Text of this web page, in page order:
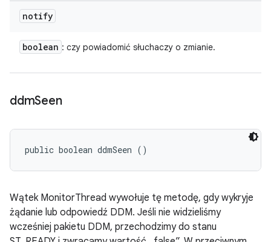
notify
boolean : czy powiadomić słuchaczy o zmianie.
ddmSeen
public boolean ddmSeen ()
Wątek MonitorThread wywołuje tę metodę, gdy wykryje
żądanie lub odpowiedź DDM. Jeśli nie widzieliśmy
wcześniej pakietu DDM, przechodzimy do stanu